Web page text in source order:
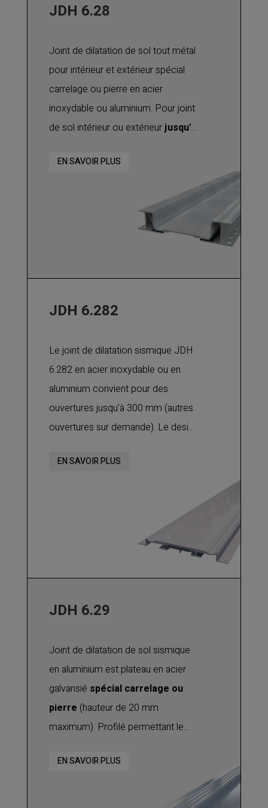
hôpitaux, EHPAD, écoles,
JDH 6.28
Joint de dilatation de sol tout métal
pour intérieur et extérieur spécial
carrelage ou pierre en acier
inoxydable ou aluminium. Pour joint
de sol intérieur ou extérieurjusqu'à
Adapté pour un trafic piétons et de
EN SAVOIR PLUS
JDH 6.282
Le joint de dilatation sismique JDH
6.282 en acier inoxydable ou en
aluminium convient pour des
ouvertures jusqu'à 300 mm (autres
ouvertures sur demande). Le design
pour les versions en inox. Veuillez
disponibles en aluminium et en inox
pour s'adapter parfaitement à vos
EN SAVOIR PLUS
JDH 6.29
Joint de dilatation de sol sismique
en aluminium est plateau en acier
galvansié spécial carrelage ou
pierre (hauteur de 20 mm
maximum). Profilé permettant le
largeurset spécialement adapté
EN SAVOIR PLUS